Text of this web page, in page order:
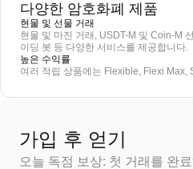
다양한 암호화폐 제품
현물 및 선물 거래
현물 및 마진 거래, USDT-M 및 Coin-M
이딩 봇 등 다양한 서비스를 제공합니다.
높은 수익률
여러 적립 상품에는 Flexible, Flexi Max,
가입 후 얻기
오늘 독점 보상: 첫 거래를 완